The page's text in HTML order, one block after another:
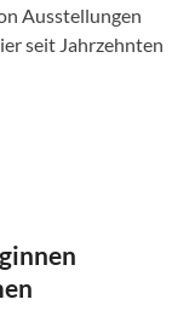
Ausstellungen
seit Jahrzehnten